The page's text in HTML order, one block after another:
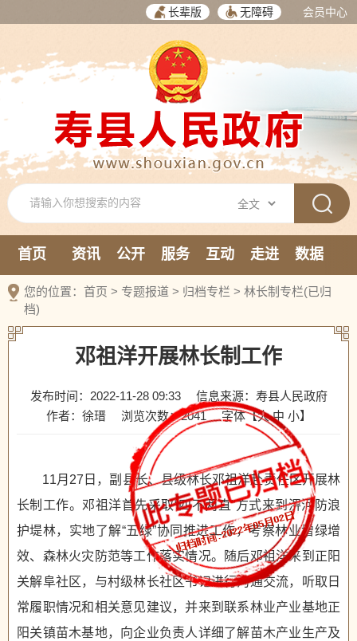
长辈版 无障碍 会员中心
首页 资讯 公开 服务 互动 走进
数据
新媒体
您的位置： 首页 > 专题报道 > 归档专栏 > 林长制专栏(已归
档)
邓祖洋开展林长制工作
发布时间：2022-11-28 09:33
信息来源：寿县人民政府
作者：徐瑨
浏览次数：2041 字体【大 中 小】
11月27日，副县长、县级林长邓祖洋赴责任区开展林
长制工作。邓祖洋首先采取“四不两直”方式来到淠河防浪
护堤林，实地了解“五绿”协同推进工作，考察林业增绿增
效、森林火灾防范等工作落实情况。随后邓祖洋来到正阳
关解阜社区，与村级林长社区书记进行沟通交流，听取日
常履职情况和相关意见建议，并来到联系林业产业基地正
阳关镇苗木基地，向企业负责人详细了解苗木产业生产及